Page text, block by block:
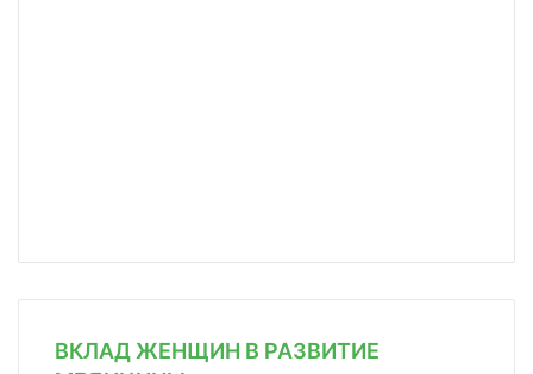
ВКЛАД ЖЕНЩИН В РАЗВИТИЕ